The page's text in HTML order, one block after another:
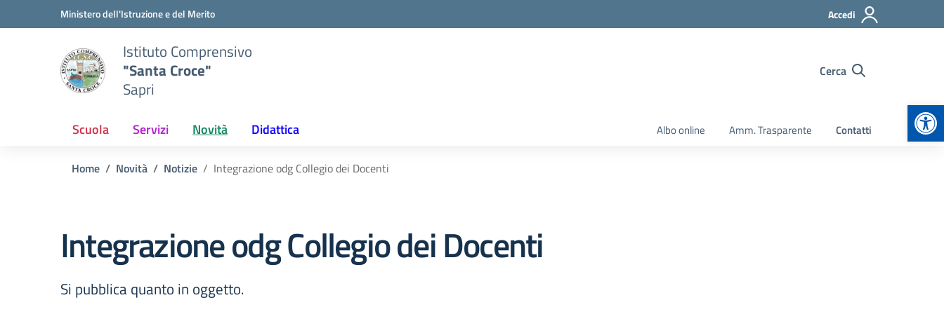
Vai ai contenuti
Vai al menu di navigazioneMinistero dell'Istruzione e del Merito Accedi
Istituto Comprensivo
"Santa Croce"
Sapri
Cerca
Scuola Servizi Novità Didattica Albo online Amm. Trasparente Contatti
Home Novità Notizie Integrazione odg Collegio dei Docenti
Integrazione odg Collegio dei Docenti
Si pubblica quanto in oggetto.